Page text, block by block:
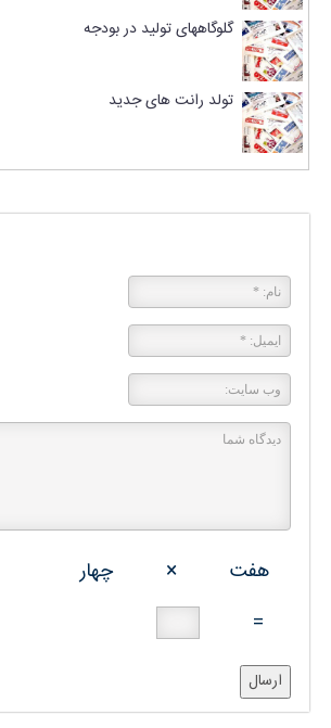
گلوگاههای تولید در بودجه
تولد رانت های جدید
هفت ×
چهار
=
ارسال